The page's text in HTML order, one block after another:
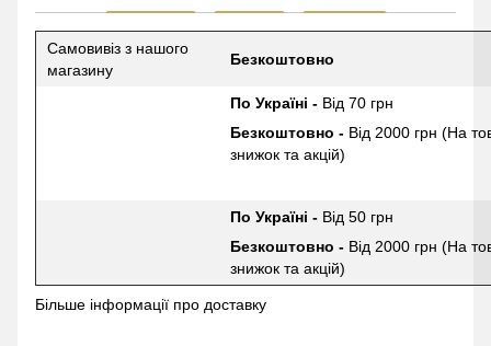
Самовивіз з нашого
магазину
Безкоштовно
По Україні - Від 70 грн
Безкоштовно - Від 2000 грн (На
знижок та акцій)
По Україні - Від 50 грн
Безкоштовно - Від 2000 грн (На
знижок та акцій)
Більше інформації про доставку